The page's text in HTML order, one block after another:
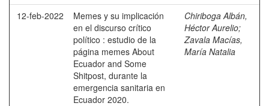
12-feb-2022
Memes y su implicación
en el discurso crítico
político : estudio de la
página memes About
Ecuador and Some
Shitpost, durante la
emergencia sanitaria en
Ecuador 2020.
Chiriboga Albán,
Héctor Aurelio;
Zavala Macías,
María Natalia